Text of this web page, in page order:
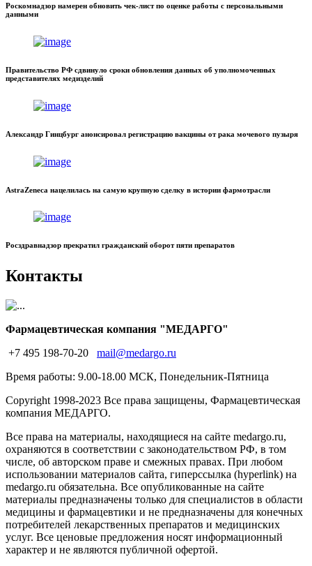
Роскомнадзор намерен обновить чек-лист по оценке работы с персональными
данными
Правительство РФ сдвинуло сроки обновления данных об уполномоченных
представителях медизделий
Александр Гинцбург анонсировал регистрацию вакцины от рака мочевого пузыря
AstraZeneca нацелилась на самую крупную сделку в истории фармотрасли
Росздравнадзор прекратил гражданский оборот пяти препаратов
Контакты
Фармацевтическая компания "МЕДАРГО"
+7 495 198-70-20
mail@medargo.ru
Время работы: 9.00-18.00 МСК, Понедельник-Пятница
Copyright 1998-2023 Все права защищены, Фармацевтическая
компания МЕДАРГО.
Все права на материалы, находящиеся на сайте medargo.ru,
охраняются в соответствии с законодательством РФ, в том
числе, об авторском праве и смежных правах. При любом
использовании материалов сайта, гиперссылка (hyperlink) на
medargo.ru обязательна. Все опубликованные на сайте
материалы предназначены только для специалистов в области
медицины и фармацевтики и не предназначены для конечных
потребителей лекарственных препаратов и медицинских
услуг. Все ценовые предложения носят информационный
характер и не являются публичной офертой.